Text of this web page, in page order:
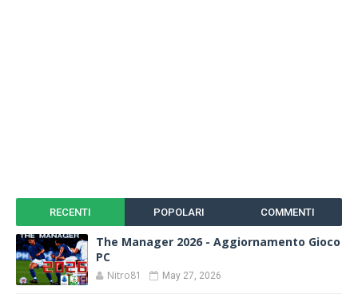
RECENTI POPOLARI COMMENTI
The Manager 2026 - Aggiornamento Gioco
PC
Nitro81 May 27, 2026